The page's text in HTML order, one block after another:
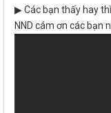
▶ Các bạn thấy hay
NND cám ơn các bạn